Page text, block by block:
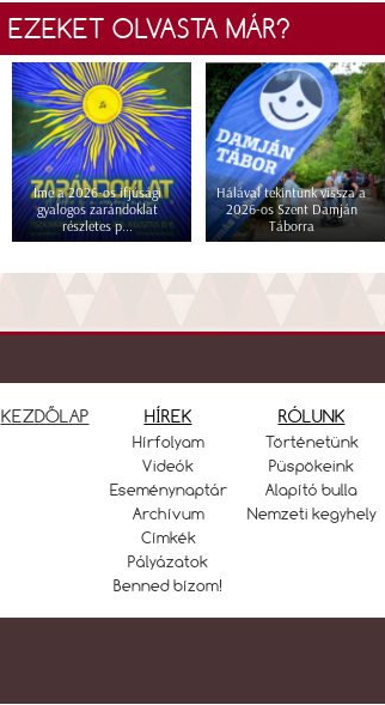
EZEKET OLVASTA MÁR?
Íme a 2026-os ifjúsági
gyalogos zarándoklat
részletes p...
Hálával tekintünk vissza a
2026-os Szent Damján
Táborra
KEZDŐLAP HÍREK
Hírfolyam
Videók
Eseménynaptár
Archívum
Címkék
Pályázatok
Benned bízom!
RÓLUNK
Történetünk
Püspökeink
Alapító bulla
Nemzeti kegyhely